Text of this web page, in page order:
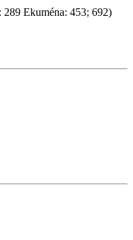
Ekuména: 453; 692)